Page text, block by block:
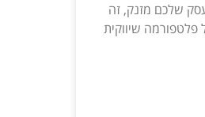
שלכם מזנק, זה
פלטפורמה שיווקית